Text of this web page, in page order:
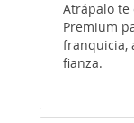
Atrápalo te
Premium
franquicia,
fianza.